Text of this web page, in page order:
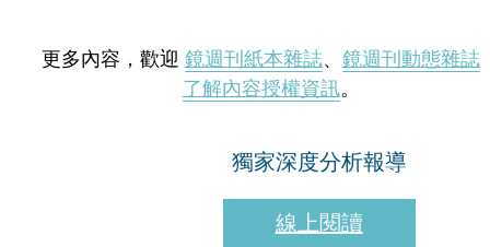
更多內容，歡迎 鏡週刊紙本雜誌、 鏡週刊動態雜誌
了解內容授權資訊。
獨家深度分析報導
線上閱讀